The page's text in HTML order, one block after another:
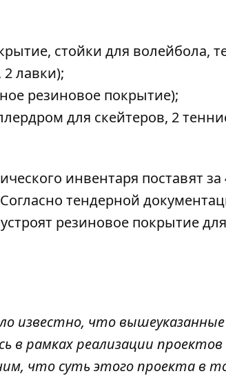
стойки для волейбола,
лавки);
резиновое покрытие);
для скейтеров, 2
инвентаря поставят за
тендерной
резиновое покрытие
известно, что
в рамках реализации
что суть этого проекта в